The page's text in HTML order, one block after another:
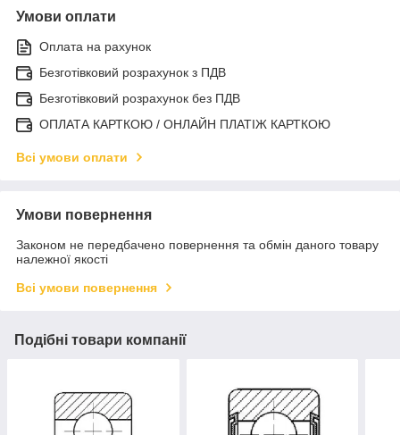
Умови оплати
Оплата на рахунок
Безготівковий розрахунок з ПДВ
Безготівковий розрахунок без ПДВ
ОПЛАТА КАРТКОЮ / ОНЛАЙН ПЛАТІЖ КАРТКОЮ
Всі умови оплати
Умови повернення
Законом не передбачено повернення та обмін даного товару
належної якості
Всі умови повернення
Подібні товари компанії